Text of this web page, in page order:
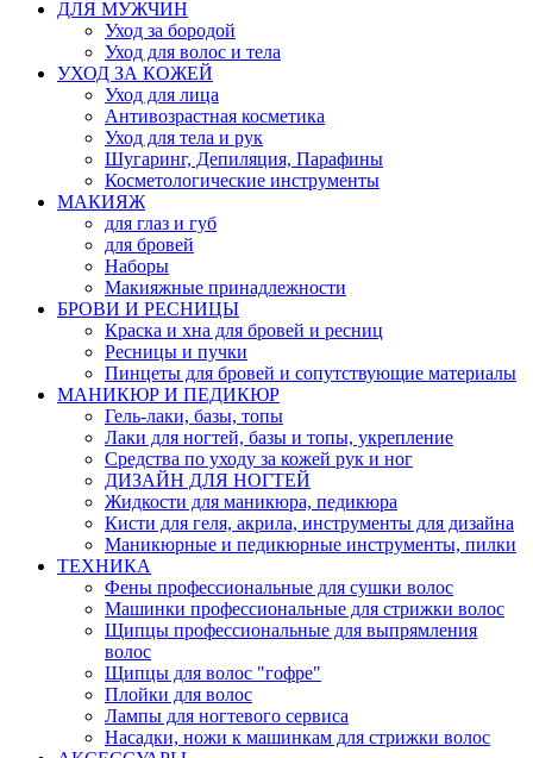
ДЛЯ МУЖЧИН
Уход за бородой
Уход для волос и тела
УХОД ЗА КОЖЕЙ
Уход для лица
Антивозрастная косметика
Уход для тела и рук
Шугаринг, Депиляция, Парафины
Косметологические инструменты
МАКИЯЖ
для глаз и губ
для бровей
Наборы
Макияжные принадлежности
БРОВИ И РЕСНИЦЫ
Краска и хна для бровей и ресниц
Ресницы и пучки
Пинцеты для бровей и сопутствующие материалы
МАНИКЮР И ПЕДИКЮР
Гель-лаки, базы, топы
Лаки для ногтей, базы и топы, укрепление
Средства по уходу за кожей рук и ног
ДИЗАЙН ДЛЯ НОГТЕЙ
Жидкости для маникюра, педикюра
Кисти для геля, акрила, инструменты для дизайна
Маникюрные и педикюрные инструменты, пилки
ТЕХНИКА
Фены профессиональные для сушки волос
Машинки профессиональные для стрижки волос
Щипцы профессиональные для выпрямления
волос
Щипцы для волос "гофре"
Плойки для волос
Лампы для ногтевого сервиса
Насадки, ножи к машинкам для стрижки волос